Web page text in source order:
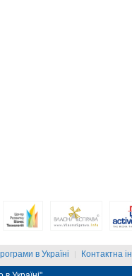
в Україні | Контактна